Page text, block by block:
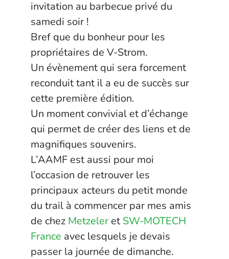
invitation au barbecue privé du
samedi soir !
Bref que du bonheur pour les
propriétaires de V-Strom.
Un évènement qui sera forcement
reconduit tant il a eu de succès sur
cette première édition.
Un moment convivial et d’échange
qui permet de créer des liens et de
magnifiques souvenirs.
L’AAMF est aussi pour moi
l’occasion de retrouver les
principaux acteurs du petit monde
du trail à commencer par mes amis
de chez Metzeler et SW-MOTECH
France avec lesquels je devais
passer la journée de dimanche.